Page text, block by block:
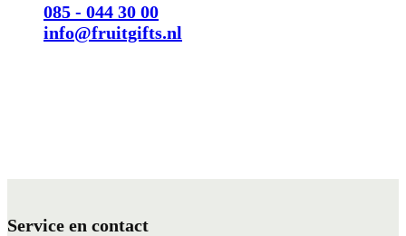
085 - 044 30 00
info@fruitgifts.nl
Service en contact